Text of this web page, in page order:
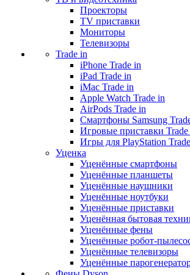
Проекторы
TV приставки
Мониторы
Телевизоры
Trade in
iPhone Trade in
iPad Trade in
iMac Trade in
Apple Watch Trade in
AirPods Trade in
Смартфоны Samsung
Игровые приставки Trade
Игры для PlayStation
Уценка
Уценённые смартфоны
Уценённые планшеты
Уценённые наушники
Уценённые ноутбуки
Уценённые приставки
Уценённая бытовая
Уценённые фены
Уценённые робот-
Уценённые телевизоры
Уценённые